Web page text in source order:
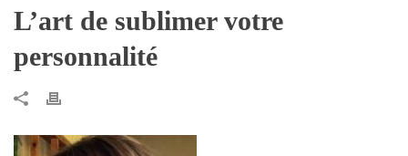
L’art de sublimer votre
personnalité